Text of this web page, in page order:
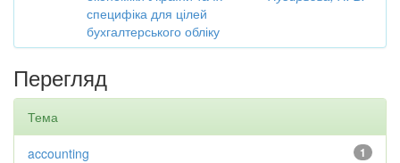
специфіка для цілей
бухгалтерського обліку
Перегляд
Тема
1
accounting